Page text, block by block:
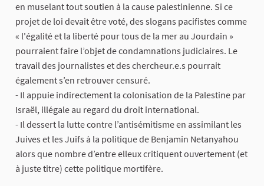
en muselant tout soutien à la cause palestinienne. Si ce
projet de loi devait être voté, des slogans pacifistes comme
« l'égalité et la liberté pour tous de la mer au Jourdain »
pourraient faire l’objet de condamnations judiciaires. Le
travail des journalistes et des chercheur.e.s pourrait
également s’en retrouver censuré.
- Il appuie indirectement la colonisation de la Palestine par
Israël, illégale au regard du droit international.
- Il dessert la lutte contre l’antisémitisme en assimilant les
Juives et les Juifs à la politique de Benjamin Netanyahou
alors que nombre d’entre elleux critiquent ouvertement (et
à juste titre) cette politique mortifère.